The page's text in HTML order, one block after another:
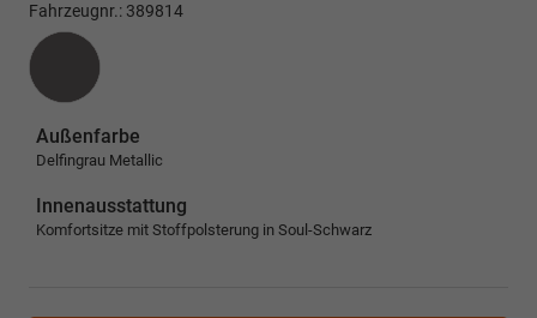
Fahrzeugnr.: 389814
Außenfarbe
Delfingrau Metallic
Innenausstattung
Komfortsitze mit Stoffpolsterung in Soul-Schwarz